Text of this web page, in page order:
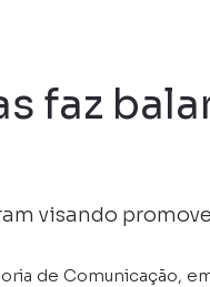
faz
visando
de Comunicação,